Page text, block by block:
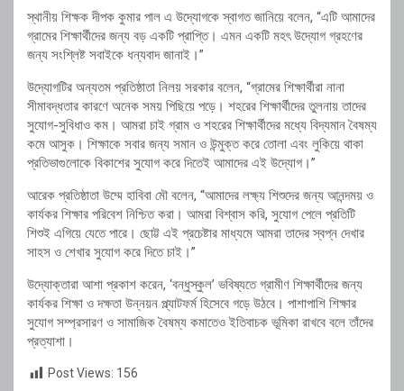
স্থানীয় শিক্ষক দীপক কুমার পাল এ উদ্যোগকে স্বাগত জানিয়ে বলেন, “এটি আমাদের
গ্রামের শিক্ষার্থীদের জন্য বড় একটি প্রাপ্তি। এমন একটি মহৎ উদ্যোগ গ্রহণের
জন্য সংশ্লিষ্ট সবাইকে ধন্যবাদ জানাই।”
উদ্যোগটির অন্যতম প্রতিষ্ঠাতা নিলয় সরকার বলেন, “গ্রামের শিক্ষার্থীরা নানা
সীমাবদ্ধতার কারণে অনেক সময় পিছিয়ে পড়ে। শহরের শিক্ষার্থীদের তুলনায় তাদের
সুযোগ-সুবিধাও কম। আমরা চাই গ্রাম ও শহরের শিক্ষার্থীদের মধ্যে বিদ্যমান বৈষম্য
কমে আসুক। শিক্ষাকে সবার জন্য সমান ও উন্মুক্ত করে তোলা এবং লুকিয়ে থাকা
প্রতিভাগুলোকে বিকাশের সুযোগ করে দিতেই আমাদের এই উদ্যোগ।”
আরেক প্রতিষ্ঠাতা উম্মে হাবিবা মৌ বলেন, “আমাদের লক্ষ্য শিশুদের জন্য আনন্দময় ও
কার্যকর শিক্ষার পরিবেশ নিশ্চিত করা। আমরা বিশ্বাস করি, সুযোগ পেলে প্রতিটি
শিশুই এগিয়ে যেতে পারে। ছোট্ট এই প্রচেষ্টার মাধ্যমে আমরা তাদের স্বপ্ন দেখার
সাহস ও শেখার সুযোগ করে দিতে চাই।”
উদ্যোক্তারা আশা প্রকাশ করেন, ‘বন্ধুস্কুল’ ভবিষ্যতে গ্রামীণ শিক্ষার্থীদের জন্য
কার্যকর শিক্ষা ও দক্ষতা উন্নয়ন প্ল্যাটফর্ম হিসেবে গড়ে উঠবে। পাশাপাশি শিক্ষার
সুযোগ সম্প্রসারণ ও সামাজিক বৈষম্য কমাতেও ইতিবাচক ভূমিকা রাখবে বলে তাঁদের
প্রত্যাশা।
Post Views: 156